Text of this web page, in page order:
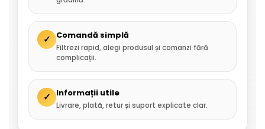
✓ Comandă simplă
Filtrezi rapid, alegi produsul și comanzi fără
complicații.
✓ Informații utile
Livrare, plată, retur și suport explicate clar.